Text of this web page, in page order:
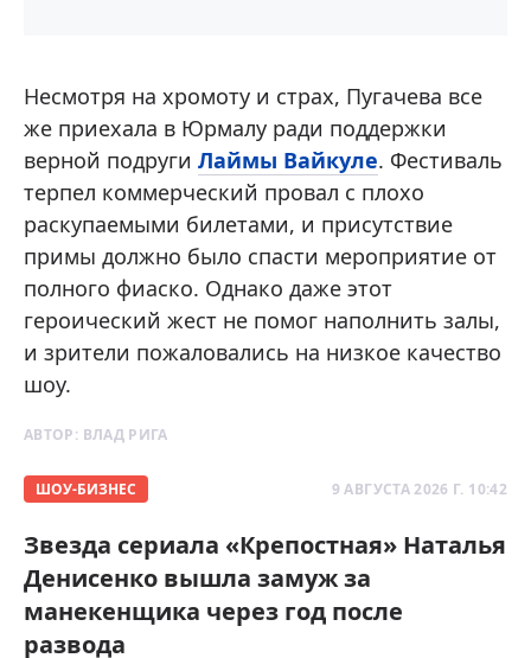
Несмотря на хромоту и страх, Пугачева все
же приехала в Юрмалу ради поддержки
верной подруги Лаймы Вайкуле. Фестиваль
терпел коммерческий провал с плохо
раскупаемыми билетами, и присутствие
примы должно было спасти мероприятие от
полного фиаско. Однако даже этот
героический жест не помог наполнить залы,
и зрители пожаловались на низкое качество
шоу.
АВТОР: ВЛАД РИГА
ШОУ-БИЗНЕС 9 АВГУСТА 2026 Г. 10:42
Звезда сериала «Крепостная» Наталья
Денисенко вышла замуж за
манекенщика через год после
развода